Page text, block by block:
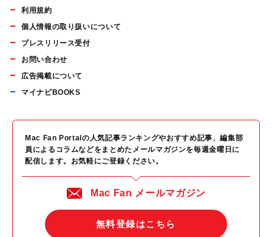
利用規約
個人情報の取り扱いについて
プレスリリース受付
お問い合わせ
広告掲載について
マイナビBOOKS
Mac Fan Portalの人気記事ランキングやおすすめ記事、編集部
員によるコラムなどをまとめたメールマガジンを毎週金曜日に
配信します。お気軽にご登録ください。
Mac Fan メールマガジン
無料登録はこちら